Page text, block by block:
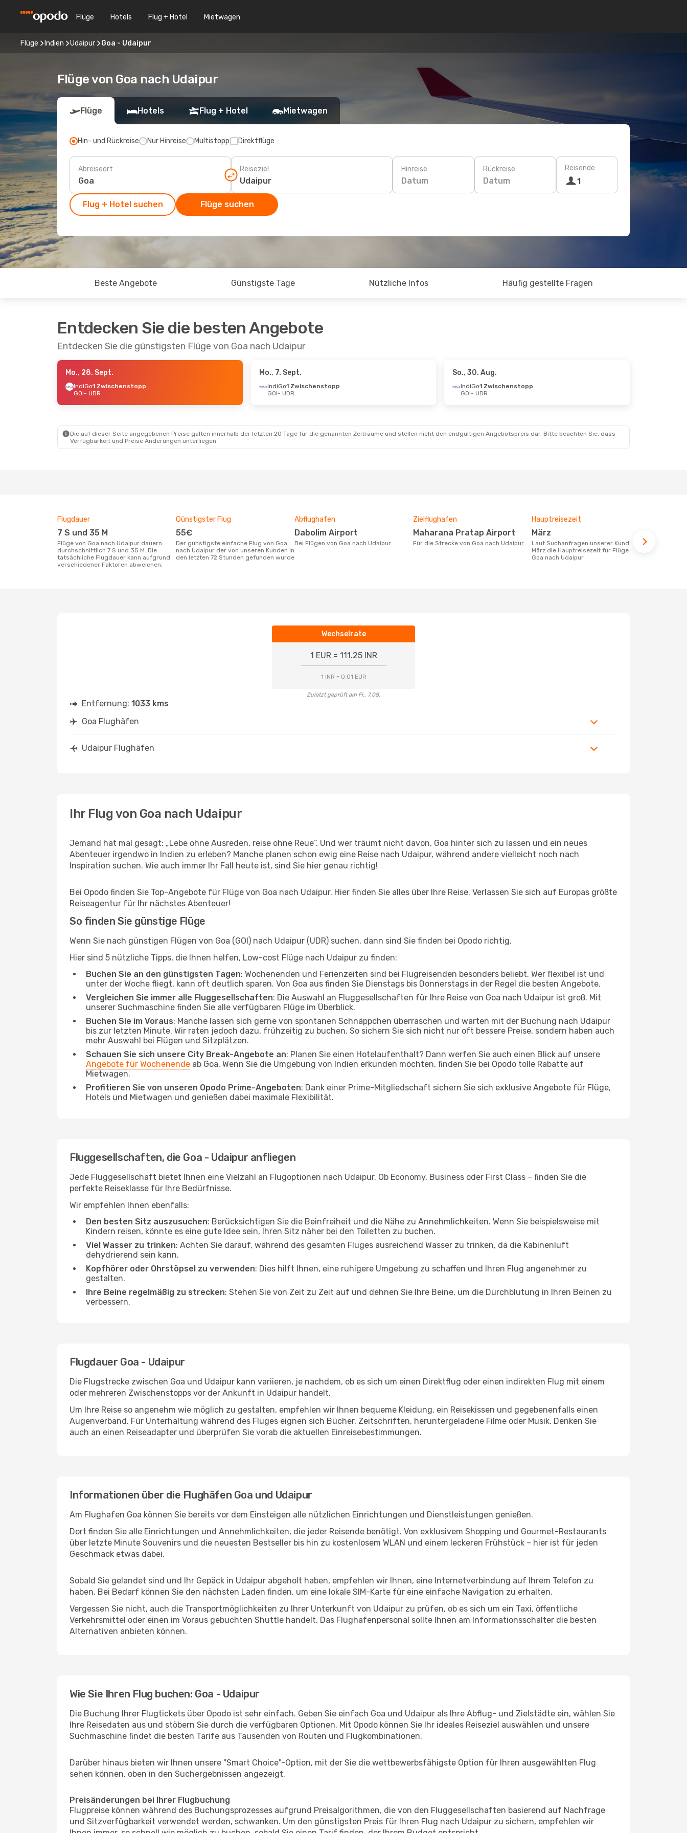
Flüge Hotels Flug + Hotel Mietwagen
Flüge Indien Udaipur Goa - Udaipur
Flüge von Goa nach Udaipur
Flüge Hotels Flug + Hotel Mietwagen
Hin- und Rückreise Nur Hinreise Multistopp Direktflüge
Abreiseort Reiseziel Hinreise
Datum
Rückreise
Datum
Reisende
1
Flug + Hotel suchen Flüge suchen
Beste Angebote Günstigste Tage Nützliche Infos Häufig gestellte Fragen
Entdecken Sie die besten Angebote
Entdecken Sie die günstigsten Flüge von Goa nach Udaipur
Mo., 28. Sept.
IndiGo1 Zwischenstopp
GOI- UDR
Mo., 7. Sept.
IndiGo1 Zwischenstopp
GOI- UDR
So., 30. Aug.
IndiGo1 Zwischenstopp
GOI- UDR
Die auf dieser Seite angegebenen Preise galten innerhalb der letzten 20 Tage für die genannten Zeiträume und stellen nicht den endgültigen Angebotspreis dar. Bitte beachten Sie, dass
Verfügbarkeit und Preise Änderungen unterliegen.
Flugdauer
7 S und 35 M
Flüge von Goa nach Udaipur dauern
durchschnittlich 7 S und 35 M. Die
tatsächliche Flugdauer kann aufgrund
verschiedener Faktoren abweichen.
Günstigster Flug
55€
Der günstigste einfache Flug von Goa
nach Udaipur der von unseren Kunden in
den letzten 72 Stunden gefunden wurde
Abflughafen
Dabolim Airport
Bei Flügen von Goa nach Udaipur
Zielflughafen
Maharana Pratap Airport
Für die Strecke von Goa nach Udaipur
Hauptreisezeit
März
Laut Suchanfragen unserer Kunden ist
März die Hauptreisezeit für Flüge von
Goa nach Udaipur
Wechselrate
1 EUR = 111.25 INR
1 INR = 0.01 EUR
Zuletzt geprüft am Fr., 7.08.
Entfernung: 1033 kms
Goa Flughäfen
Udaipur Flughäfen
Ihr Flug von Goa nach Udaipur
Jemand hat mal gesagt: „Lebe ohne Ausreden, reise ohne Reue“. Und wer träumt nicht davon, Goa hinter sich zu lassen und ein neues
Abenteuer irgendwo in Indien zu erleben? Manche planen schon ewig eine Reise nach Udaipur, während andere vielleicht noch nach
Inspiration suchen. Wie auch immer Ihr Fall heute ist, sind Sie hier genau richtig!
Bei Opodo finden Sie Top-Angebote für Flüge von Goa nach Udaipur. Hier finden Sie alles über Ihre Reise. Verlassen Sie sich auf Europas größte
Reiseagentur für Ihr nächstes Abenteuer!
So finden Sie günstige Flüge
Wenn Sie nach günstigen Flügen von Goa (GOI) nach Udaipur (UDR) suchen, dann sind Sie finden bei Opodo richtig.
Hier sind 5 nützliche Tipps, die Ihnen helfen, Low-cost Flüge nach Udaipur zu finden:
Buchen Sie an den günstigsten Tagen: Wochenenden und Ferienzeiten sind bei Flugreisenden besonders beliebt. Wer flexibel ist und
unter der Woche fliegt, kann oft deutlich sparen. Von Goa aus finden Sie Dienstags bis Donnerstags in der Regel die besten Angebote.
Vergleichen Sie immer alle Fluggesellschaften: Die Auswahl an Fluggesellschaften für Ihre Reise von Goa nach Udaipur ist groß. Mit
unserer Suchmaschine finden Sie alle verfügbaren Flüge im Überblick.
Buchen Sie im Voraus: Manche lassen sich gerne von spontanen Schnäppchen überraschen und warten mit der Buchung nach Udaipur
bis zur letzten Minute. Wir raten jedoch dazu, frühzeitig zu buchen. So sichern Sie sich nicht nur oft bessere Preise, sondern haben auch
mehr Auswahl bei Flügen und Sitzplätzen.
Schauen Sie sich unsere City Break-Angebote an: Planen Sie einen Hotelaufenthalt? Dann werfen Sie auch einen Blick auf unsere
Angebote für Wochenende ab Goa. Wenn Sie die Umgebung von Indien erkunden möchten, finden Sie bei Opodo tolle Rabatte auf
Mietwagen.
Profitieren Sie von unseren Opodo Prime-Angeboten: Dank einer Prime-Mitgliedschaft sichern Sie sich exklusive Angebote für Flüge,
Hotels und Mietwagen und genießen dabei maximale Flexibilität.
Fluggesellschaften, die Goa - Udaipur anfliegen
Jede Fluggesellschaft bietet Ihnen eine Vielzahl an Flugoptionen nach Udaipur. Ob Economy, Business oder First Class – finden Sie die
perfekte Reiseklasse für Ihre Bedürfnisse.
Wir empfehlen Ihnen ebenfalls:
Den besten Sitz auszusuchen: Berücksichtigen Sie die Beinfreiheit und die Nähe zu Annehmlichkeiten. Wenn Sie beispielsweise mit
Kindern reisen, könnte es eine gute Idee sein, Ihren Sitz näher bei den Toiletten zu buchen.
Viel Wasser zu trinken: Achten Sie darauf, während des gesamten Fluges ausreichend Wasser zu trinken, da die Kabinenluft
dehydrierend sein kann.
Kopfhörer oder Ohrstöpsel zu verwenden: Dies hilft Ihnen, eine ruhigere Umgebung zu schaffen und Ihren Flug angenehmer zu
gestalten.
Ihre Beine regelmäßig zu strecken: Stehen Sie von Zeit zu Zeit auf und dehnen Sie Ihre Beine, um die Durchblutung in Ihren Beinen zu
verbessern.
Flugdauer Goa - Udaipur
Die Flugstrecke zwischen Goa und Udaipur kann variieren, je nachdem, ob es sich um einen Direktflug oder einen indirekten Flug mit einem
oder mehreren Zwischenstopps vor der Ankunft in Udaipur handelt.
Um Ihre Reise so angenehm wie möglich zu gestalten, empfehlen wir Ihnen bequeme Kleidung, ein Reisekissen und gegebenenfalls einen
Augenverband. Für Unterhaltung während des Fluges eignen sich Bücher, Zeitschriften, heruntergeladene Filme oder Musik. Denken Sie
auch an einen Reiseadapter und überprüfen Sie vorab die aktuellen Einreisebestimmungen.
Informationen über die Flughäfen Goa und Udaipur
Am Flughafen Goa können Sie bereits vor dem Einsteigen alle nützlichen Einrichtungen und Dienstleistungen genießen.
Dort finden Sie alle Einrichtungen und Annehmlichkeiten, die jeder Reisende benötigt. Von exklusivem Shopping und Gourmet-Restaurants
über letzte Minute Souvenirs und die neuesten Bestseller bis hin zu kostenlosem WLAN und einem leckeren Frühstück – hier ist für jeden
Geschmack etwas dabei.
Sobald Sie gelandet sind und Ihr Gepäck in Udaipur abgeholt haben, empfehlen wir Ihnen, eine Internetverbindung auf Ihrem Telefon zu
haben. Bei Bedarf können Sie den nächsten Laden finden, um eine lokale SIM-Karte für eine einfache Navigation zu erhalten.
Vergessen Sie nicht, auch die Transportmöglichkeiten zu Ihrer Unterkunft von Udaipur zu prüfen, ob es sich um ein Taxi, öffentliche
Verkehrsmittel oder einen im Voraus gebuchten Shuttle handelt. Das Flughafenpersonal sollte Ihnen am Informationsschalter die besten
Alternativen anbieten können.
Wie Sie Ihren Flug buchen: Goa - Udaipur
Die Buchung Ihrer Flugtickets über Opodo ist sehr einfach. Geben Sie einfach Goa und Udaipur als Ihre Abflug- und Zielstädte ein, wählen Sie
Ihre Reisedaten aus und stöbern Sie durch die verfügbaren Optionen. Mit Opodo können Sie Ihr ideales Reiseziel auswählen und unsere
Suchmaschine findet die besten Tarife aus Tausenden von Routen und Flugkombinationen.
Darüber hinaus bieten wir Ihnen unsere "Smart Choice"-Option, mit der Sie die wettbewerbsfähigste Option für Ihren ausgewählten Flug
sehen können, oben in den Suchergebnissen angezeigt.
Preisänderungen bei Ihrer Flugbuchung
Flugpreise können während des Buchungsprozesses aufgrund Preisalgorithmen, die von den Fluggesellschaften basierend auf Nachfrage
und Sitzverfügbarkeit verwendet werden, schwanken. Um den günstigsten Preis für Ihren Flug nach Udaipur zu sichern, empfehlen wir